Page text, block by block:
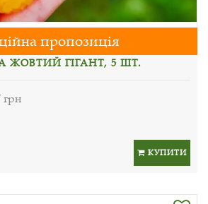
пропозиція
ГІГАНТ, 5 ШТ.
грн
КУПИТИ